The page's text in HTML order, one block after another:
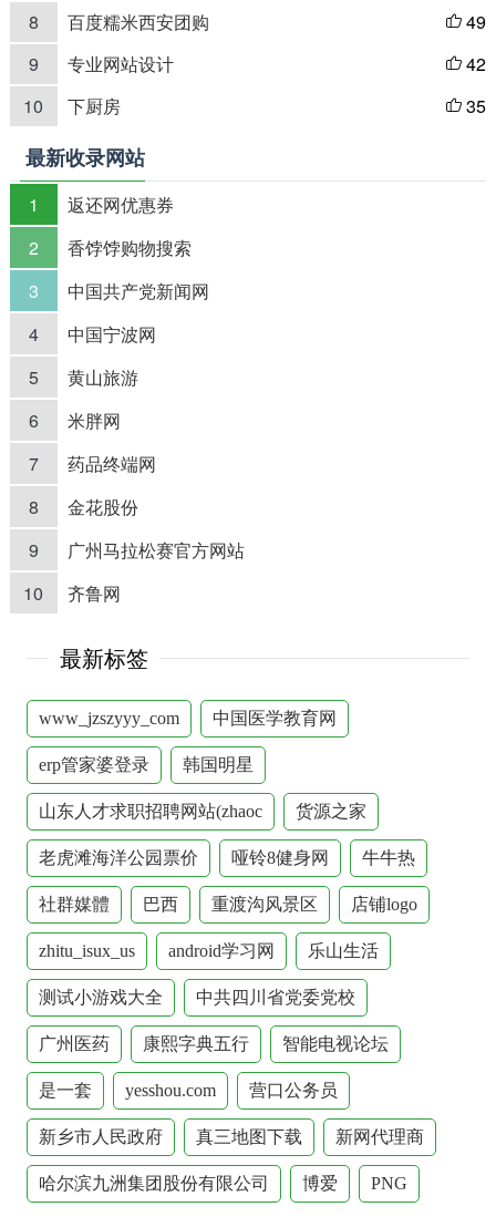
8
百度糯米西安团购  49
9
专业网站设计  42
10
下厨房  35
最新收录网站
1
返还网优惠券
2
香饽饽购物搜索
3
中国共产党新闻网
4
中国宁波网
5
黄山旅游
6
米胖网
7
药品终端网
8
金花股份
9
广州马拉松赛官方网站
10
齐鲁网
最新标签
www_jzszyyy_com 中国医学教育网
erp管家婆登录 韩国明星
山东人才求职招聘网站(zhaoc 货源之家
老虎滩海洋公园票价 哑铃8健身网 牛牛热
社群媒體 巴西 重渡沟风景区 店铺logo
zhitu_isux_us android学习网 乐山生活
测试小游戏大全 中共四川省党委党校
广州医药 康熙字典五行 智能电视论坛
是一套 yesshou.com 营口公务员
新乡市人民政府 真三地图下载 新网代理商
哈尔滨九洲集团股份有限公司 博爱 PNG